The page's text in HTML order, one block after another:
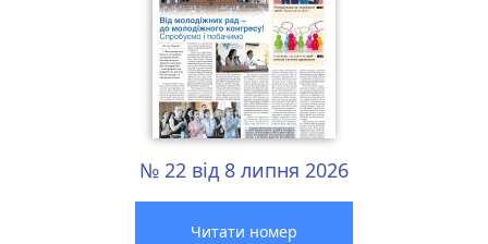
№ 22 від 8 липня 2026
Читати номер